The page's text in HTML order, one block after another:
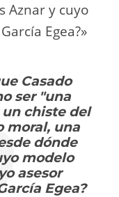
Aznar y cuyo
Egea?»
Casado
ser "una
un chiste del
moral, una
dónde
modelo
asesor
Egea?